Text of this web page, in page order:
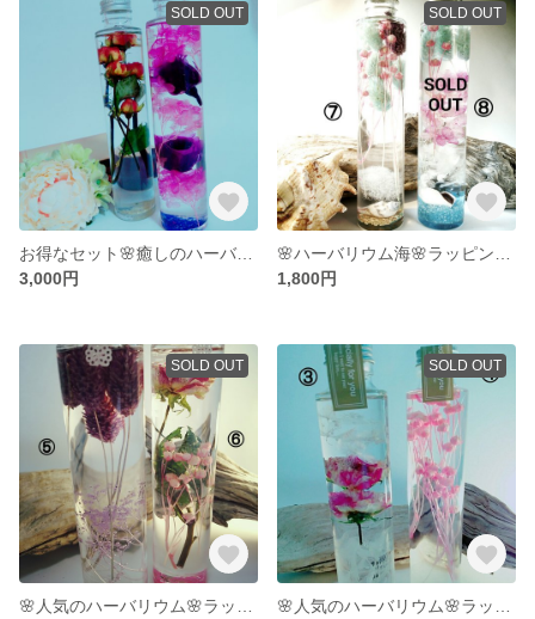
SOLD OUT
お得なセット🌸癒しのハーバリウム🌸
3,000円
SOLD OUT
1,800円
SOLD OUT SOLD OUT